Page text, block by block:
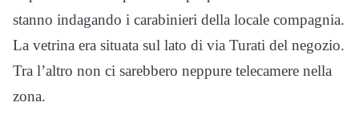
stanno indagando i carabinieri della locale compagnia.
La vetrina era situata sul lato di via Turati del negozio.
Tra l’altro non ci sarebbero neppure telecamere nella
zona.